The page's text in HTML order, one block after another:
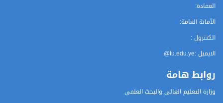
العمادة:
الأمانة العامة:
الكنترول :
الايميل :@tu.edu.ye
روابط هامة
وزارة التعليم العالي والبحث العلمي